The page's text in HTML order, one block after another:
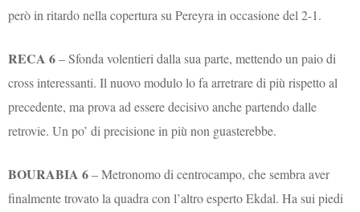
però in ritardo nella copertura su Pereyra in occasione del 2-1.
RECA 6– Sfonda volentieri dalla sua parte, mettendo un paio di
cross interessanti. Il nuovo modulo lo fa arretrare di più rispetto al
precedente, ma prova ad essere decisivo anche partendo dalle
retrovie. Un po’ di precisione in più non guasterebbe.
BOURABIA 6– Metronomo di centrocampo, che sembra aver
finalmente trovato la quadra con l’altro esperto Ekdal. Ha sui piedi